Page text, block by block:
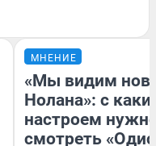
МНЕНИЕ
«Мы видим
Нолана»: с
настроем
смотреть